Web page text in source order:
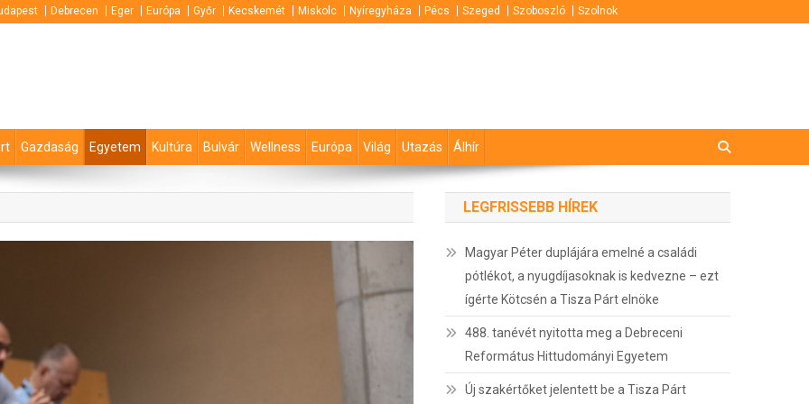
Debrecen Eger Európa Győr Kecskemét Miskolc Nyíregyháza Pécs Szeged Szoboszló Szolnok
Gazdaság Egyetem Kultúra Bulvár Wellness Európa Világ Utazás Álhír
LEGFRISSEBB HÍREK
Magyar Péter duplájára emelné a családi
pótlékot, a nyugdíjasoknak is kedvezne – ezt
ígérte Kötcsén a Tisza Párt elnöke
488. tanévét nyitotta meg a Debreceni
Református Hittudományi Egyetem
Új szakértőket jelentett be a Tisza Párt